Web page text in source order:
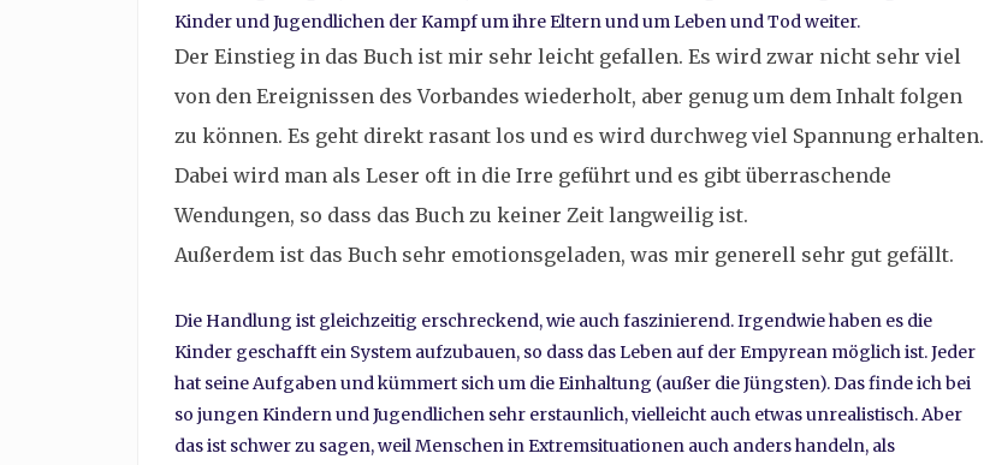
Kinder und Jugendlichen der Kampf um ihre Eltern und um Leben und Tod weiter.
Der Einstieg in das Buch ist mir sehr leicht gefallen. Es wird zwar nicht sehr viel
von den Ereignissen des Vorbandes wiederholt, aber genug um dem Inhalt folgen
zu können. Es geht direkt rasant los und es wird durchweg viel Spannung erhalten.
Dabei wird man als Leser oft in die Irre geführt und es gibt überraschende
Wendungen, so dass das Buch zu keiner Zeit langweilig ist.
Außerdem ist das Buch sehr emotionsgeladen, was mir generell sehr gut gefällt.
Die Handlung ist gleichzeitig erschreckend, wie auch faszinierend. Irgendwie haben es die
Kinder geschafft ein System aufzubauen, so dass das Leben auf der Empyrean möglich ist. Jeder
hat seine Aufgaben und kümmert sich um die Einhaltung (außer die Jüngsten). Das finde ich bei
so jungen Kindern und Jugendlichen sehr erstaunlich, vielleicht auch etwas unrealistisch. Aber
das ist schwer zu sagen, weil Menschen in Extremsituationen auch anders handeln, als